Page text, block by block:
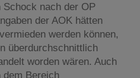
Schock nach der OP
der AOK hätten
werden können,
überdurchschnittlich
worden wären. Auch
dem Bereich